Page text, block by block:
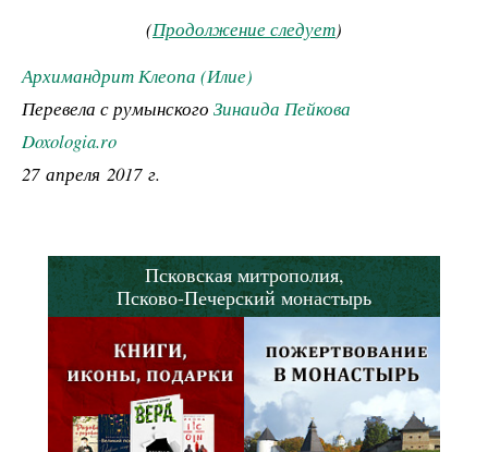
(Продолжение следует)
Архимандрит Клеопа (Илие)
Перевела с румынского Зинаида Пейкова
Doxologia.ro
27 апреля 2017 г.
Псковская митрополия,
Псково-Печерский монастырь